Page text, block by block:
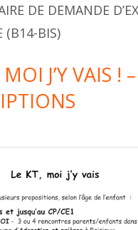
DE DEMANDE
(B14-BIS)
J’Y VAIS !